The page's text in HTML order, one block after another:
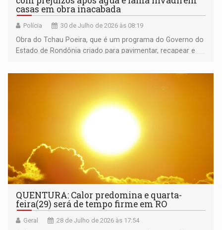
casas em obra inacabada
Polícia 30 de Julho de 2026 às 08:19
Obra do Tchau Poeira, que é um programa do Governo do
Estado de Rondônia criado para pavimentar, recapear e
QUENTURA: Calor predomina e quarta-
feira(29) será de tempo firme em RO
Geral 28 de Julho de 2026 às 17:54